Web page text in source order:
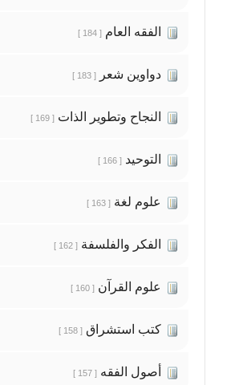
الفقه العام [ 184 ]
دواوين شعر [ 183 ]
النجاح وتطوير الذات [ 169 ]
التوحيد [ 166 ]
علوم لغة [ 163 ]
الفكر والفلسفة [ 162 ]
علوم القرآن [ 160 ]
كتب استشراق [ 158 ]
أصول الفقه [ 157 ]